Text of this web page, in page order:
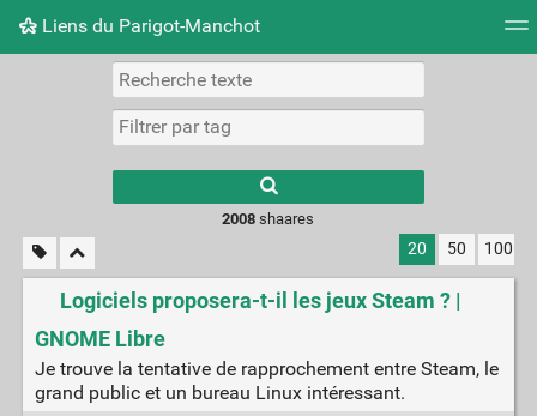
Liens du Parigot-Manchot
Nuage de tags Mur d'images
2008 shaares
20 50 100
Logiciels proposera-t-il les jeux Steam ? |
GNOME Libre
Je trouve la tentative de rapprochement entre Steam, le
grand public et un bureau Linux intéressant.